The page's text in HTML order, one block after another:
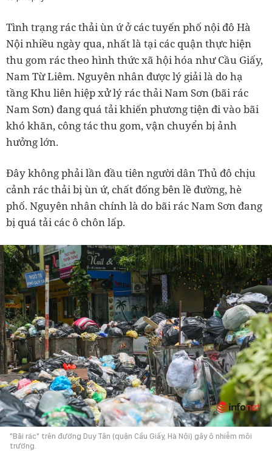
Tình trạng rác thải ùn ứ ở các tuyến phố nội đô Hà
Nội nhiều ngày qua, nhất là tại các quận thực hiện
thu gom rác theo hình thức xã hội hóa như Cầu Giấy,
Nam Từ Liêm. Nguyên nhân được lý giải là do hạ
tầng Khu liên hiệp xử lý rác thải Nam Sơn (bãi rác
Nam Sơn) đang quá tải khiến phương tiện đi vào bãi
khó khăn, công tác thu gom, vận chuyển bị ảnh
hưởng lớn.
Đây không phải lần đầu tiên người dân Thủ đô chịu
cảnh rác thải bị ùn ứ, chất đống bên lề đường, hè
phố. Nguyên nhân chính là do bãi rác Nam Sơn đang
bị quá tải các ô chôn lấp.
"Bãi rác" trên đường Duy Tân (quận Cầu Giấy, Hà Nội) gây ô nhiễm môi
trường.